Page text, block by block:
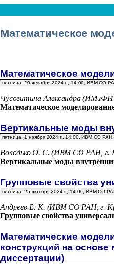
Математическое
Математическое
пятница, 20 декабря 2024 г., 14:00, ИВМ СО
Чусовитина Александра
Математическое
Вертикальные моды
пятница, 1 ноября 2024 г., 14:00, ИВМ СО РАН,
Володько О. С. (ИВМ СО РАН, г.
Вертикальные моды
Групповые свойства
пятница, 25 октября 2024 г., 14:00, ИВМ СО
Андреев В. К. (ИВМ СО РАН, г.
Групповые свойства
Математические
конструкций на
диссертации)